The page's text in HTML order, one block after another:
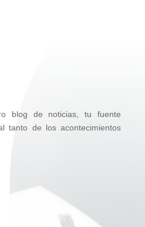
blog de noticias, tu fuente
tanto de los acontecimientos